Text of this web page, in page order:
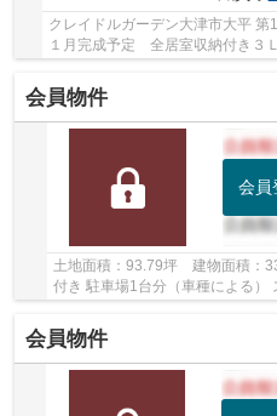
クレイドルガーデン大津市大平
１月完成予定 全居室収納付き３
会員物件
会員
土地面積：93.79坪 建物面積：
付き 駐車場1台分（車種による）
徒歩10分圏内です
会員物件